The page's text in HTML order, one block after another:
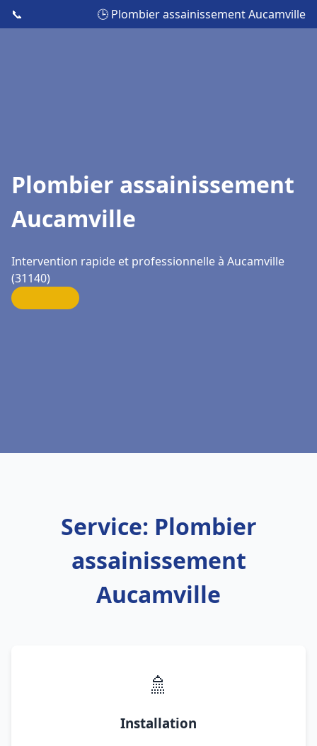
📞 🕒 Plombier assainissement Aucamville
Plombier assainissement
Aucamville
Intervention rapide et professionnelle à Aucamville
(31140)
Service: Plombier
assainissement
Aucamville
🚿
Installation